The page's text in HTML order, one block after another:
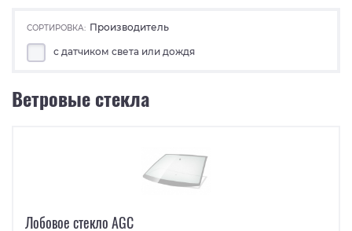
СОРТИРОВКА: Производитель
с датчиком света или дождя
Ветровые стекла
Лобовое стекло AGC